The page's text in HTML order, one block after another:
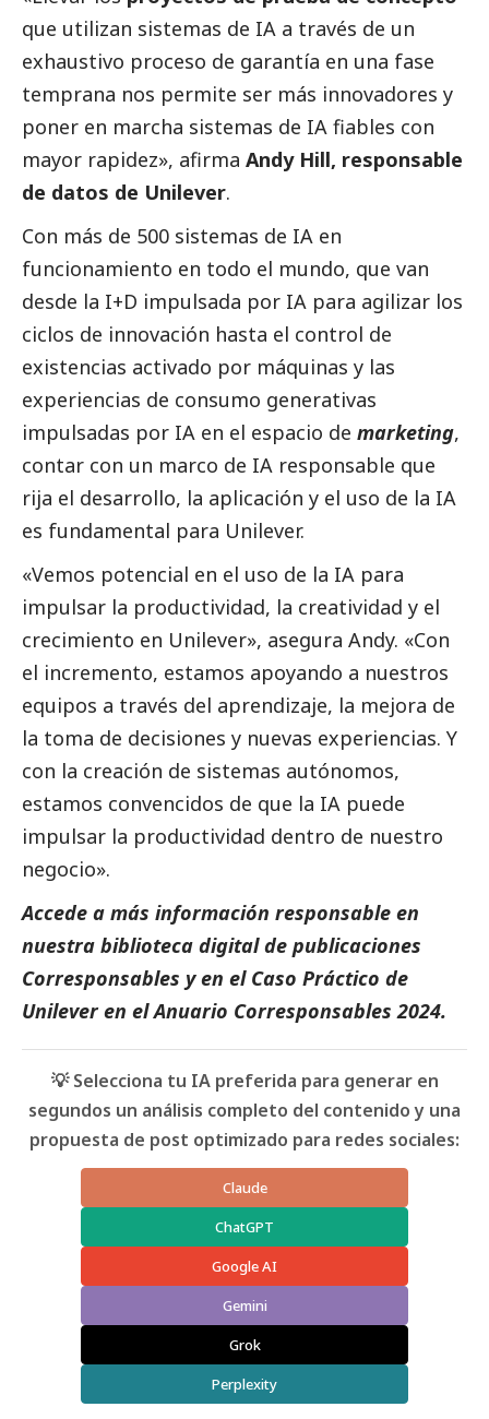
que utilizan sistemas de IA a través de un
exhaustivo proceso de garantía en una fase
temprana nos permite ser más innovadores y
poner en marcha sistemas de IA fiables con
mayor rapidez», afirma Andy Hill, responsable
de datos de Unilever.
Con más de 500 sistemas de IA en
funcionamiento en todo el mundo, que van
desde la I+D impulsada por IA para agilizar los
ciclos de innovación hasta el control de
existencias activado por máquinas y las
experiencias de consumo generativas
impulsadas por IA en el espacio de marketing,
contar con un marco de IA responsable que
rija el desarrollo, la aplicación y el uso de la IA
es fundamental para Unilever.
«Vemos potencial en el uso de la IA para
impulsar la productividad, la creatividad y el
crecimiento en Unilever», asegura Andy. «Con
el incremento, estamos apoyando a nuestros
equipos a través del aprendizaje, la mejora de
la toma de decisiones y nuevas experiencias. Y
con la creación de sistemas autónomos,
estamos convencidos de que la IA puede
impulsar la productividad dentro de nuestro
negocio».
Accede a más información responsable en
nuestra biblioteca digital de publicaciones
Corresponsables y en el Caso Práctico de
Unileveren elAnuario Corresponsables 2024.
💡 Selecciona tu IA preferida para generar en
segundos un análisis completo del contenido y una
propuesta de post optimizado para redes sociales:
Claude
ChatGPT
Google AI
Gemini
Grok
Perplexity